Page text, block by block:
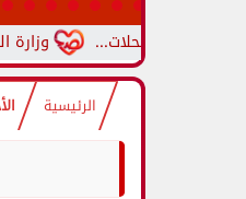
وزارة الصحة
الرئيسية